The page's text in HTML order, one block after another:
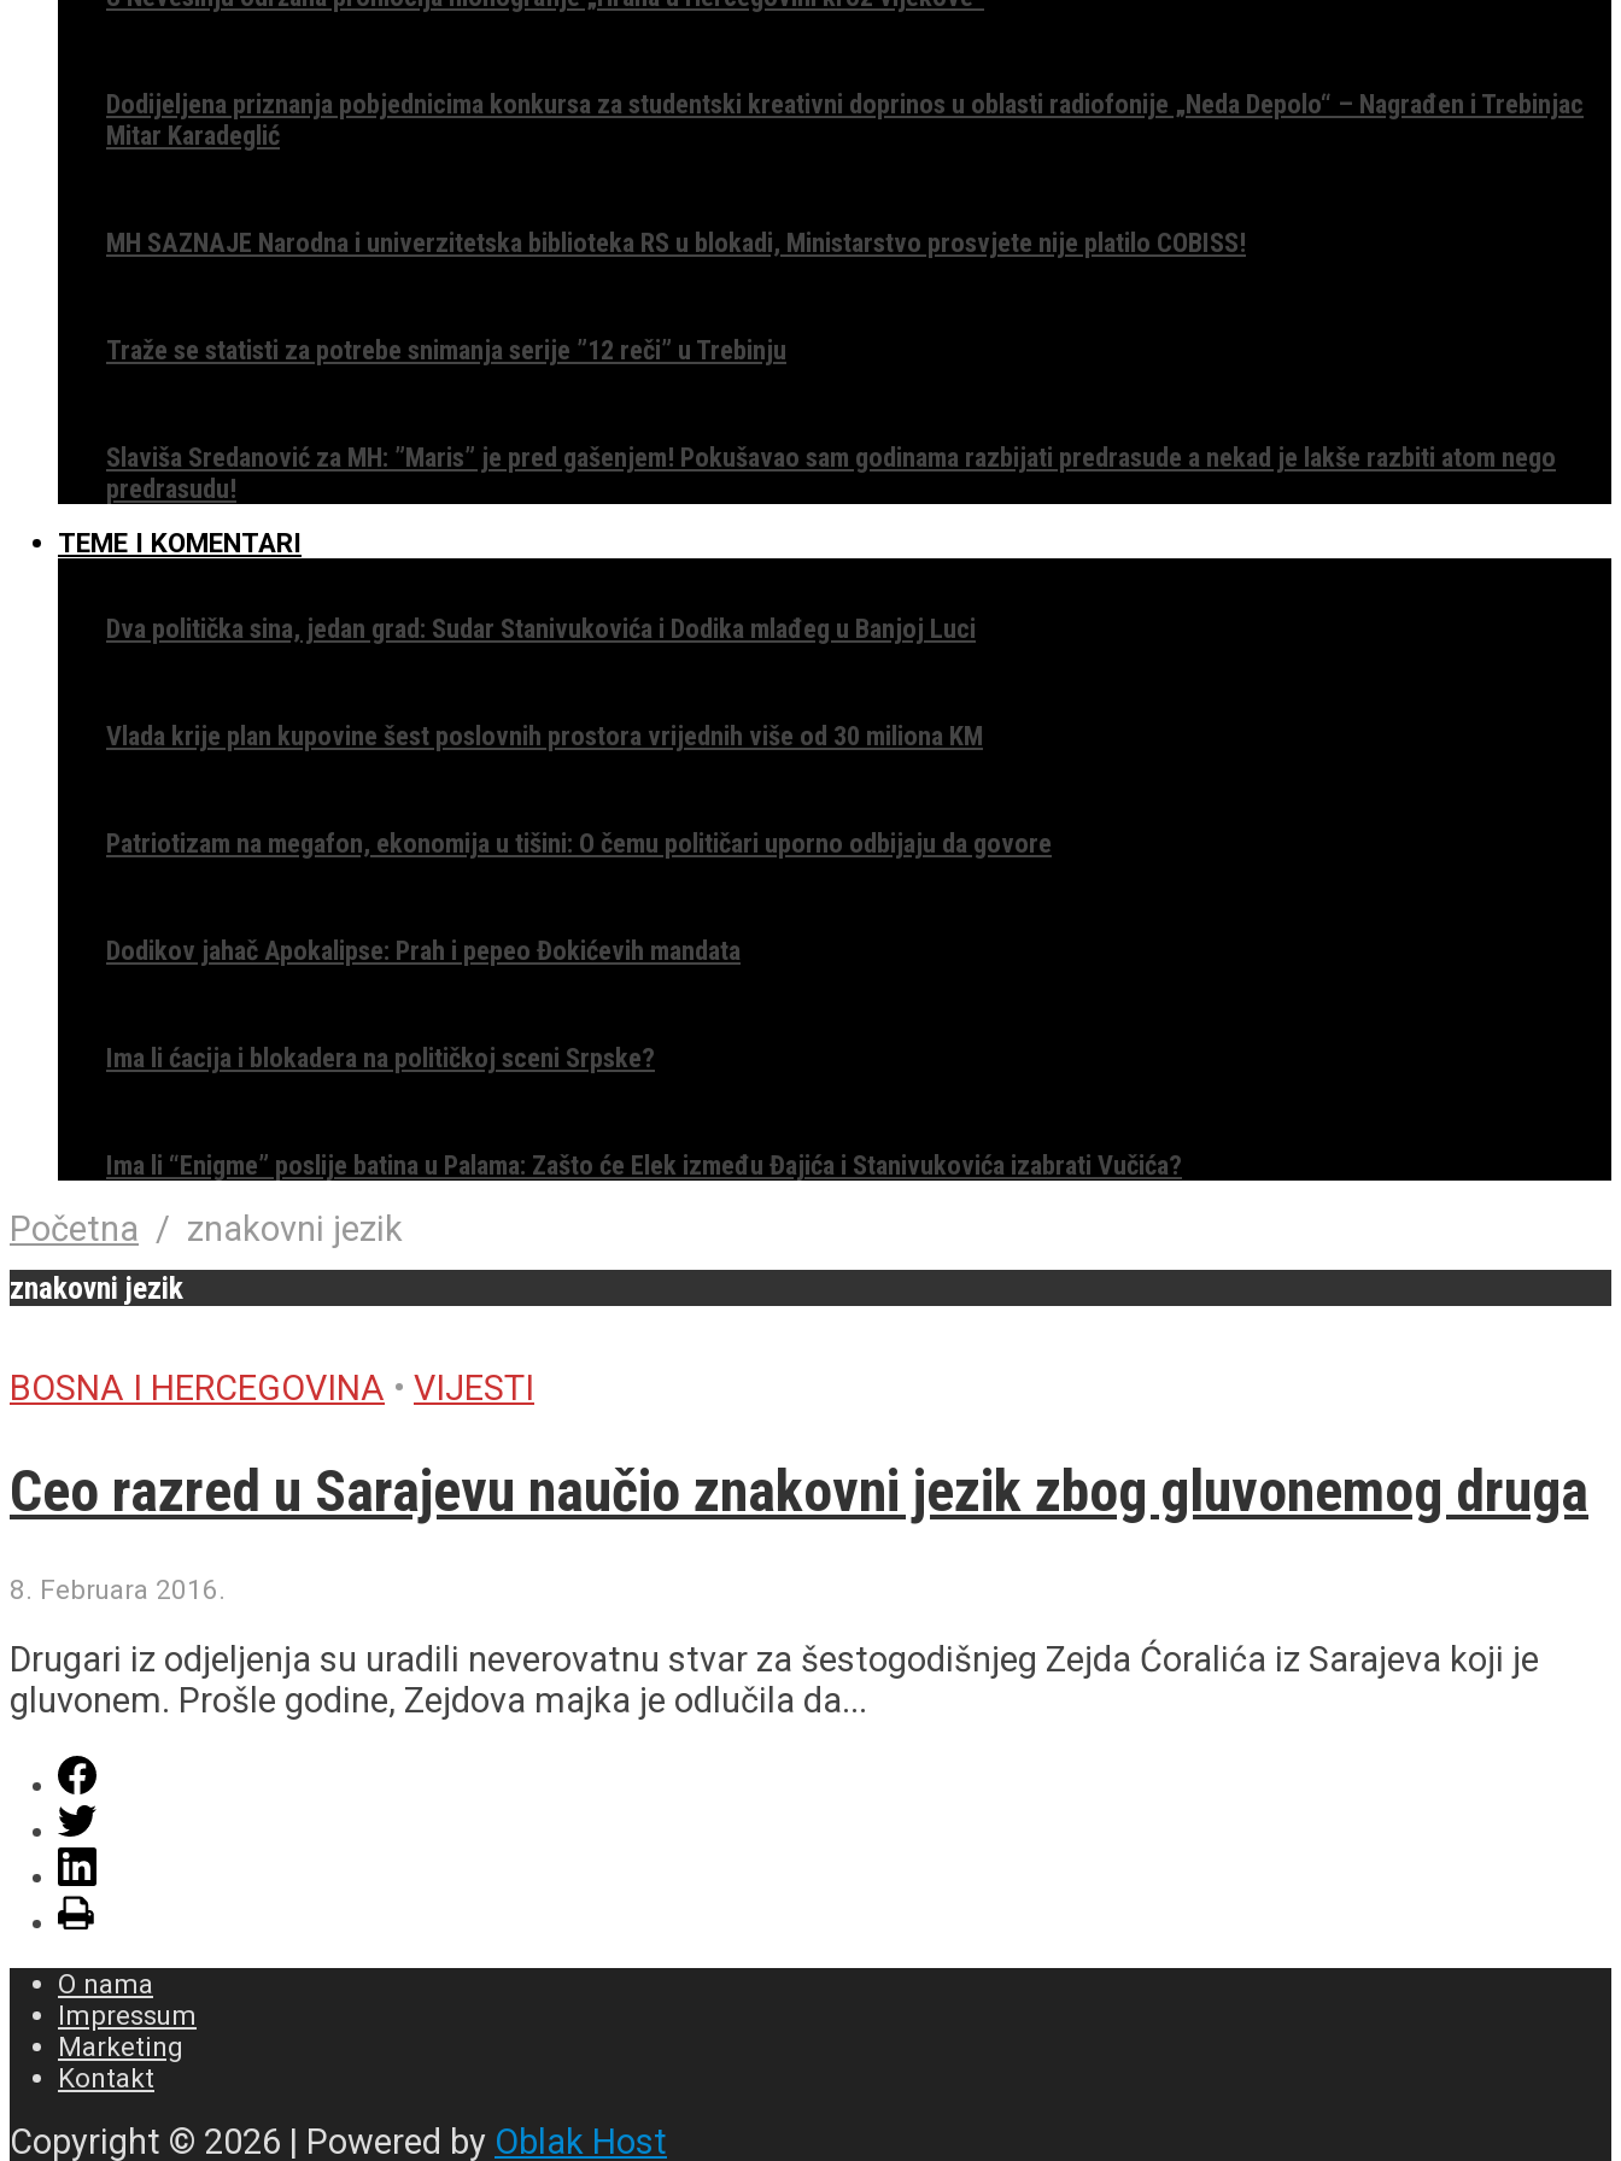
Dodijeljena priznanja pobjednicima konkursa za studentski kreativni doprinos u oblasti radiofonije „Neda Depolo“ – Nagrađen i Trebinjac
Mitar Karadeglić
MH SAZNAJE Narodna i univerzitetska biblioteka RS u blokadi, Ministarstvo prosvjete nije platilo COBISS!
Traže se statisti za potrebe snimanja serije ”12 reči” u Trebinju
Slaviša Sredanović za MH: ”Maris” je pred gašenjem! Pokušavao sam godinama razbijati predrasude a nekad je lakše razbiti atom nego
predrasudu!
TEME I KOMENTARI
Dva politička sina, jedan grad: Sudar Stanivukovića i Dodika mlađeg u Banjoj Luci
Vlada krije plan kupovine šest poslovnih prostora vrijednih više od 30 miliona KM
Patriotizam na megafon, ekonomija u tišini: O čemu političari uporno odbijaju da govore
Dodikov jahač Apokalipse: Prah i pepeo Đokićevih mandata
Ima li ćacija i blokadera na političkoj sceni Srpske?
Ima li “Enigme” poslije batina u Palama: Zašto će Elek između Đajića i Stanivukovića izabrati Vučića?
Početna / znakovni jezik
znakovni jezik
BOSNA I HERCEGOVINA • VIJESTI
Ceo razred u Sarajevu naučio znakovni jezik zbog gluvonemog druga
8. Februara 2016.
Drugari iz odjeljenja su uradili neverovatnu stvar za šestogodišnjeg Zejda Ćoralića iz Sarajeva koji je
gluvonem. Prošle godine, Zejdova majka je odlučila da...
O nama
Impressum
Marketing
Kontakt
Copyright © 2026 | Powered by Oblak Host